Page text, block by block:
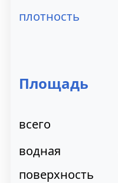
плотность
Площадь
всего
водная
поверхность